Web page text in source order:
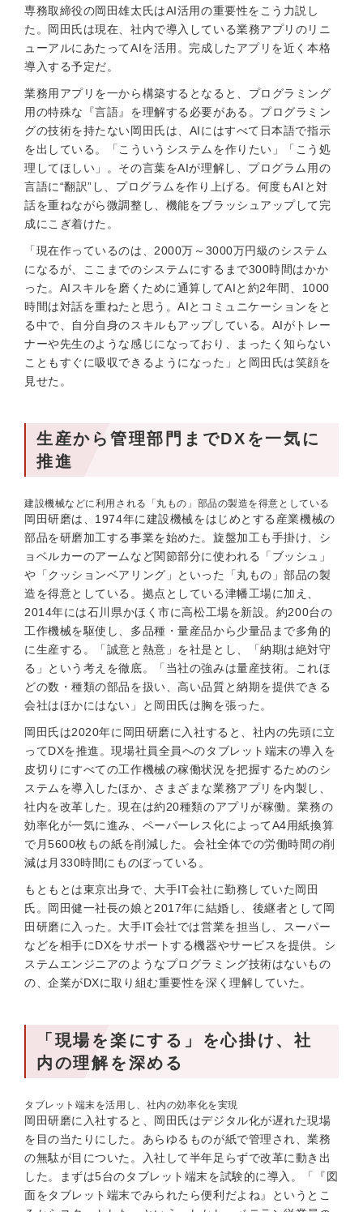
専務取締役の岡田雄太氏はAI活用の重要性をこう力説し
た。岡田氏は現在、社内で導入している業務アプリのリニ
ューアルにあたってAIを活用。完成したアプリを近く本格
導入する予定だ。
業務用アプリを一から構築するとなると、プログラミング
用の特殊な『言語』を理解する必要がある。プログラミン
グの技術を持たない岡田氏は、AIにはすべて日本語で指示
を出している。「こういうシステムを作りたい」「こう処
理してほしい」。その言葉をAIが理解し、プログラム用の
言語に“翻訳”し、プログラムを作り上げる。何度もAIと対
話を重ねながら微調整し、機能をブラッシュアップして完
成にこぎ着けた。
「現在作っているのは、2000万～3000万円級のシステム
になるが、ここまでのシステムにするまで300時間はかか
った。AIスキルを磨くために通算してAIと約2年間、1000
時間は対話を重ねたと思う。AIとコミュニケーションをと
る中で、自分自身のスキルもアップしている。AIがトレー
ナーや先生のような感じになっており、まったく知らない
こともすぐに吸収できるようになった」と岡田氏は笑顔を
見せた。
生産から管理部門までDXを一気に
推進
建設機械などに利用される「丸もの」部品の製造を得意としている
岡田研磨は、1974年に建設機械をはじめとする産業機械の
部品を研磨加工する事業を始めた。旋盤加工も手掛け、シ
ョベルカーのアームなど関節部分に使われる「ブッシュ」
や「クッションベアリング」といった「丸もの」部品の製
造を得意としている。拠点としている津幡工場に加え、
2014年には石川県かほく市に高松工場を新設。約200台の
工作機械を駆使し、多品種・量産品から少量品まで多角的
に生産する。「誠意と熱意」を社是とし、「納期は絶対守
る」という考えを徹底。「当社の強みは量産技術。これほ
どの数・種類の部品を扱い、高い品質と納期を提供できる
会社はほかにはない」と岡田氏は胸を張った。
岡田氏は2020年に岡田研磨に入社すると、社内の先頭に立
ってDXを推進。現場社員全員へのタブレット端末の導入を
皮切りにすべての工作機械の稼働状況を把握するためのシ
ステムを導入したほか、さまざまな業務アプリを内製し、
社内を改革した。現在は約20種類のアプリが稼働。業務の
効率化が一気に進み、ペーパーレス化によってA4用紙換算
で月5600枚もの紙を削減した。会社全体での労働時間の削
減は月330時間にものぼっている。
もともとは東京出身で、大手IT会社に勤務していた岡田
氏。岡田健一社長の娘と2017年に結婚し、後継者として岡
田研磨に入った。大手IT会社では営業を担当し、スーパー
などを相手にDXをサポートする機器やサービスを提供。シ
ステムエンジニアのようなプログラミング技術はないもの
の、企業がDXに取り組む重要性を深く理解していた。
「現場を楽にする」を心掛け、社
内の理解を深める
タブレット端末を活用し、社内の効率化を実現
岡田研磨に入社すると、岡田氏はデジタル化が遅れた現場
を目の当たりにした。あらゆるものが紙で管理され、業務
の無駄が目についた。入社して半年足らずで改革に動き出
した。まずは5台のタブレット端末を試験的に導入。「『図
面をタブレット端末でみられたら便利だよね』というとこ